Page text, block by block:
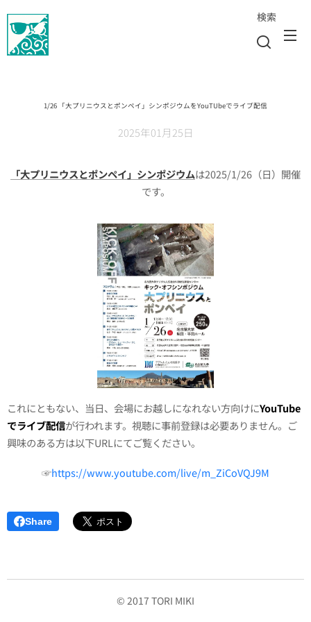
検索
1/26 「大プリニウスとポンペイ」シンポジウムをYouTUbeでライブ配信
2025年01月25日
「大プリニウスとポンペイ」シンポジウムは2025/1/26（日）開催
です。
これにともない、当日、会場にお越しになれない方向けにYouTube
でライブ配信が行われます。視聴に事前登録は必要ありません。ご
興味のある方は以下URLにてご覧ください。
☞https://www.youtube.com/live/m_ZiCoVQJ9M
Share
© 2017 TORI MIKI